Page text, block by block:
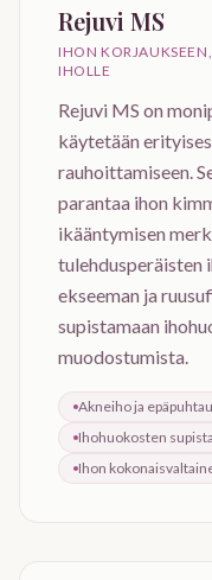
Rejuvi MS
IHON
IHOLLE
Rejuvi MS on
käytetään
rauhoittamiseen.
parantaa ihon
ikääntymisen
tulehdusperäisten
ekseeman ja
supistamaan
muodostumista.
Akneiho ja
Ihohuokosten
Ihon